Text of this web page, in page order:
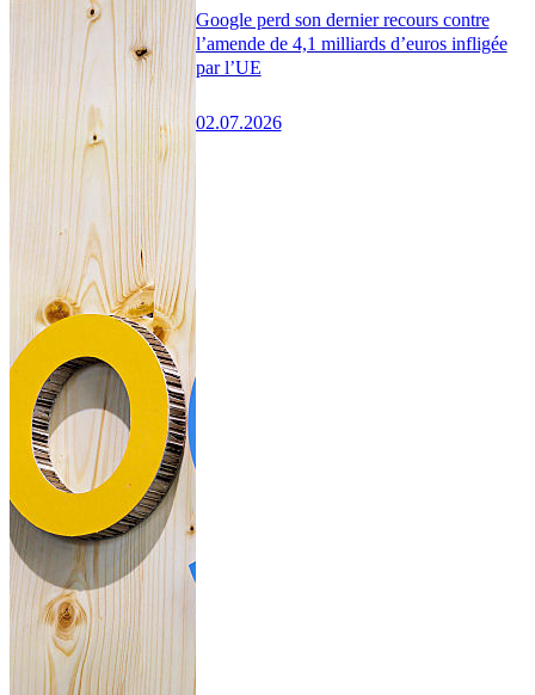
Google perd son dernier recours contre
l’amende de 4,1 milliards d’euros infligée
par l’UE
02.07.2026